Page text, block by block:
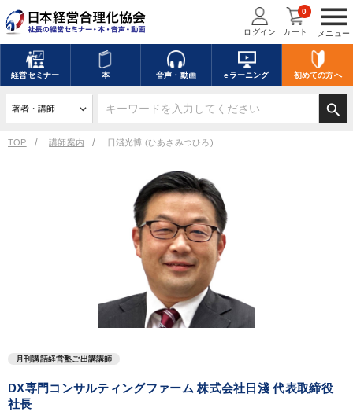
menu
メニュー
ログイン カート
0
経営セミナー 本 音声・動画 eラーニング 初めての方へ
search
TOP 講師案内 日淺光博 (ひあさみつひろ)
月刊講話経営塾ご出講講師
DX専門コンサルティングファーム 株式会社日淺 代表取締役
社長